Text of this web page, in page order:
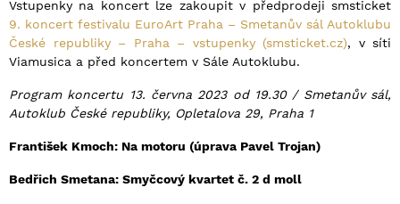
Vstupenky na koncert lze zakoupit v předprodeji smsticket
9. koncert festivalu EuroArt Praha – Smetanův sál Autoklubu
České republiky – Praha – vstupenky (smsticket.cz), v síti
Viamusica a před koncertem v Sále Autoklubu.
Program koncertu 13. června 2023 od 19.30 / Smetanův sál,
Autoklub České republiky, Opletalova 29, Praha 1
František Kmoch: Na motoru (úprava Pavel Trojan)
Bedřich Smetana: Smyčcový kvartet č. 2 d moll